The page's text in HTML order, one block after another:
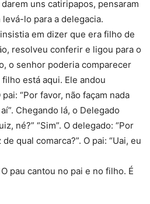
uns catiripapos, pensaram
lo para a delegacia.
em dizer que era filho de
resolveu conferir e ligou para o
o senhor poderia comparecer
está aqui. Ele andou
“Por favor, não façam nada
Chegando lá, o Delegado
né?” “Sim”. O delegado: “Por
qual comarca?”. O pai: “Uai, eu
pau cantou no pai e no filho. É